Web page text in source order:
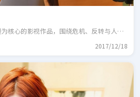
核心的影视作品，围绕危机、反转与人物
2017/12/18